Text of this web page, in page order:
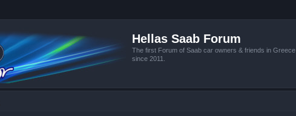
Hellas Saab Forum
The first Forum of Saab car owners & friends in Greece
since 2011.